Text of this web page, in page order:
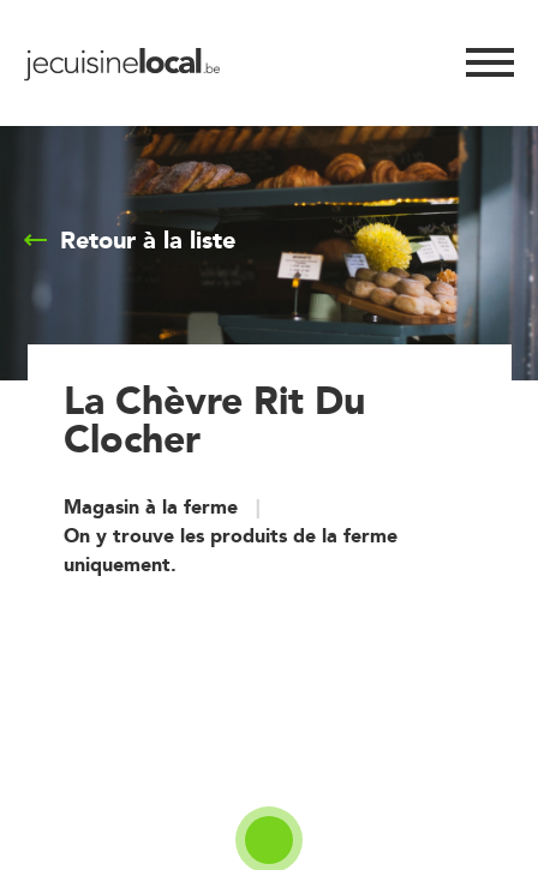
Retour à la liste
La Chèvre Rit Du
Clocher
Magasin à la ferme
On y trouve les produits de la ferme
uniquement.